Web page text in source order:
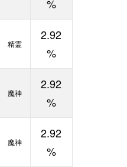
%
精霊
2.92
%
魔神
2.92
%
魔神
2.92
%